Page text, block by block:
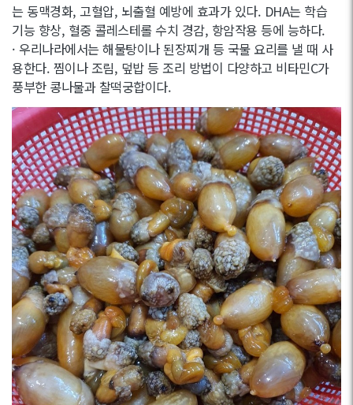
는 동맥경화, 고혈압, 뇌출혈 예방에 효과가 있다. DHA는 학습
기능 향상, 혈중 콜레스테롤 수치 경감, 항암작용 등에 능하다.
· 우리나라에서는 해물탕이나 된장찌개 등 국물 요리를 낼 때 사
용한다. 찜이나 조림, 덮밥 등 조리 방법이 다양하고 비타민C가
풍부한 콩나물과 찰떡궁합이다.